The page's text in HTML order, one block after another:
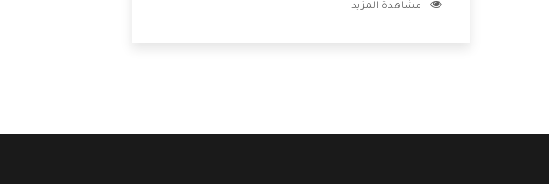
بالخدمات التى تنفرد الشركة بها والتى تكون منها خدمة
مشاهدة المزيد